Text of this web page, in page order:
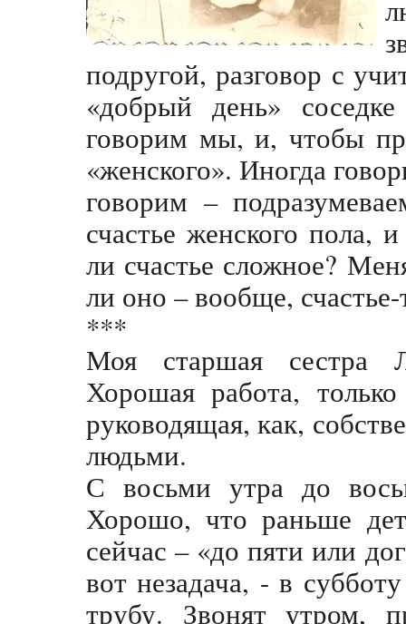
подругой, разговор с
«добрый день»
говорим мы, и, чтобы
«женского». Иногда
говорим –
счастье женского пола,
ли счастье сложное?
ли оно – вообще,
***
Моя старшая сестра
Хорошая работа,
руководящая, как,
людьми.
С восьми утра до
Хорошо, что раньше
сейчас – «до пяти или
вот незадача, - в
трубу. Звонят утром,